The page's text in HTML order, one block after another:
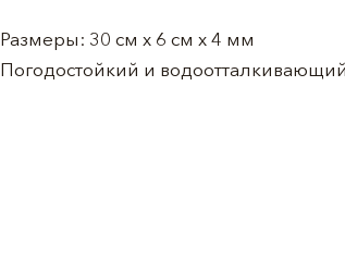
Размеры: 30 см x 6 см x 4 мм
Погодостойкий и